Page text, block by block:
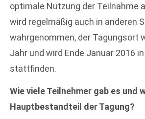
optimale Nutzung der Teilnahme
wird regelmäßig auch in anderen
wahrgenommen, der Tagungsort
Jahr und wird Ende Januar 2016
stattfinden.
Wie viele Teilnehmer gab es und
Hauptbestandteil der Tagung?